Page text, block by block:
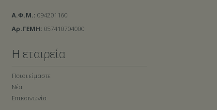
Α.Φ.Μ.: 094201160
Αρ.ΓΕΜΗ: 057410704000
Η εταιρεία
Ποιοι είμαστε
Νέα
Επικοινωνία